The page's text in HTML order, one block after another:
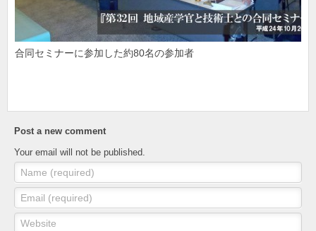
合同セミナーに参加した約80名の参加者
Post a new comment
Your email will not be published.
Name (required)
Email (required)
Website